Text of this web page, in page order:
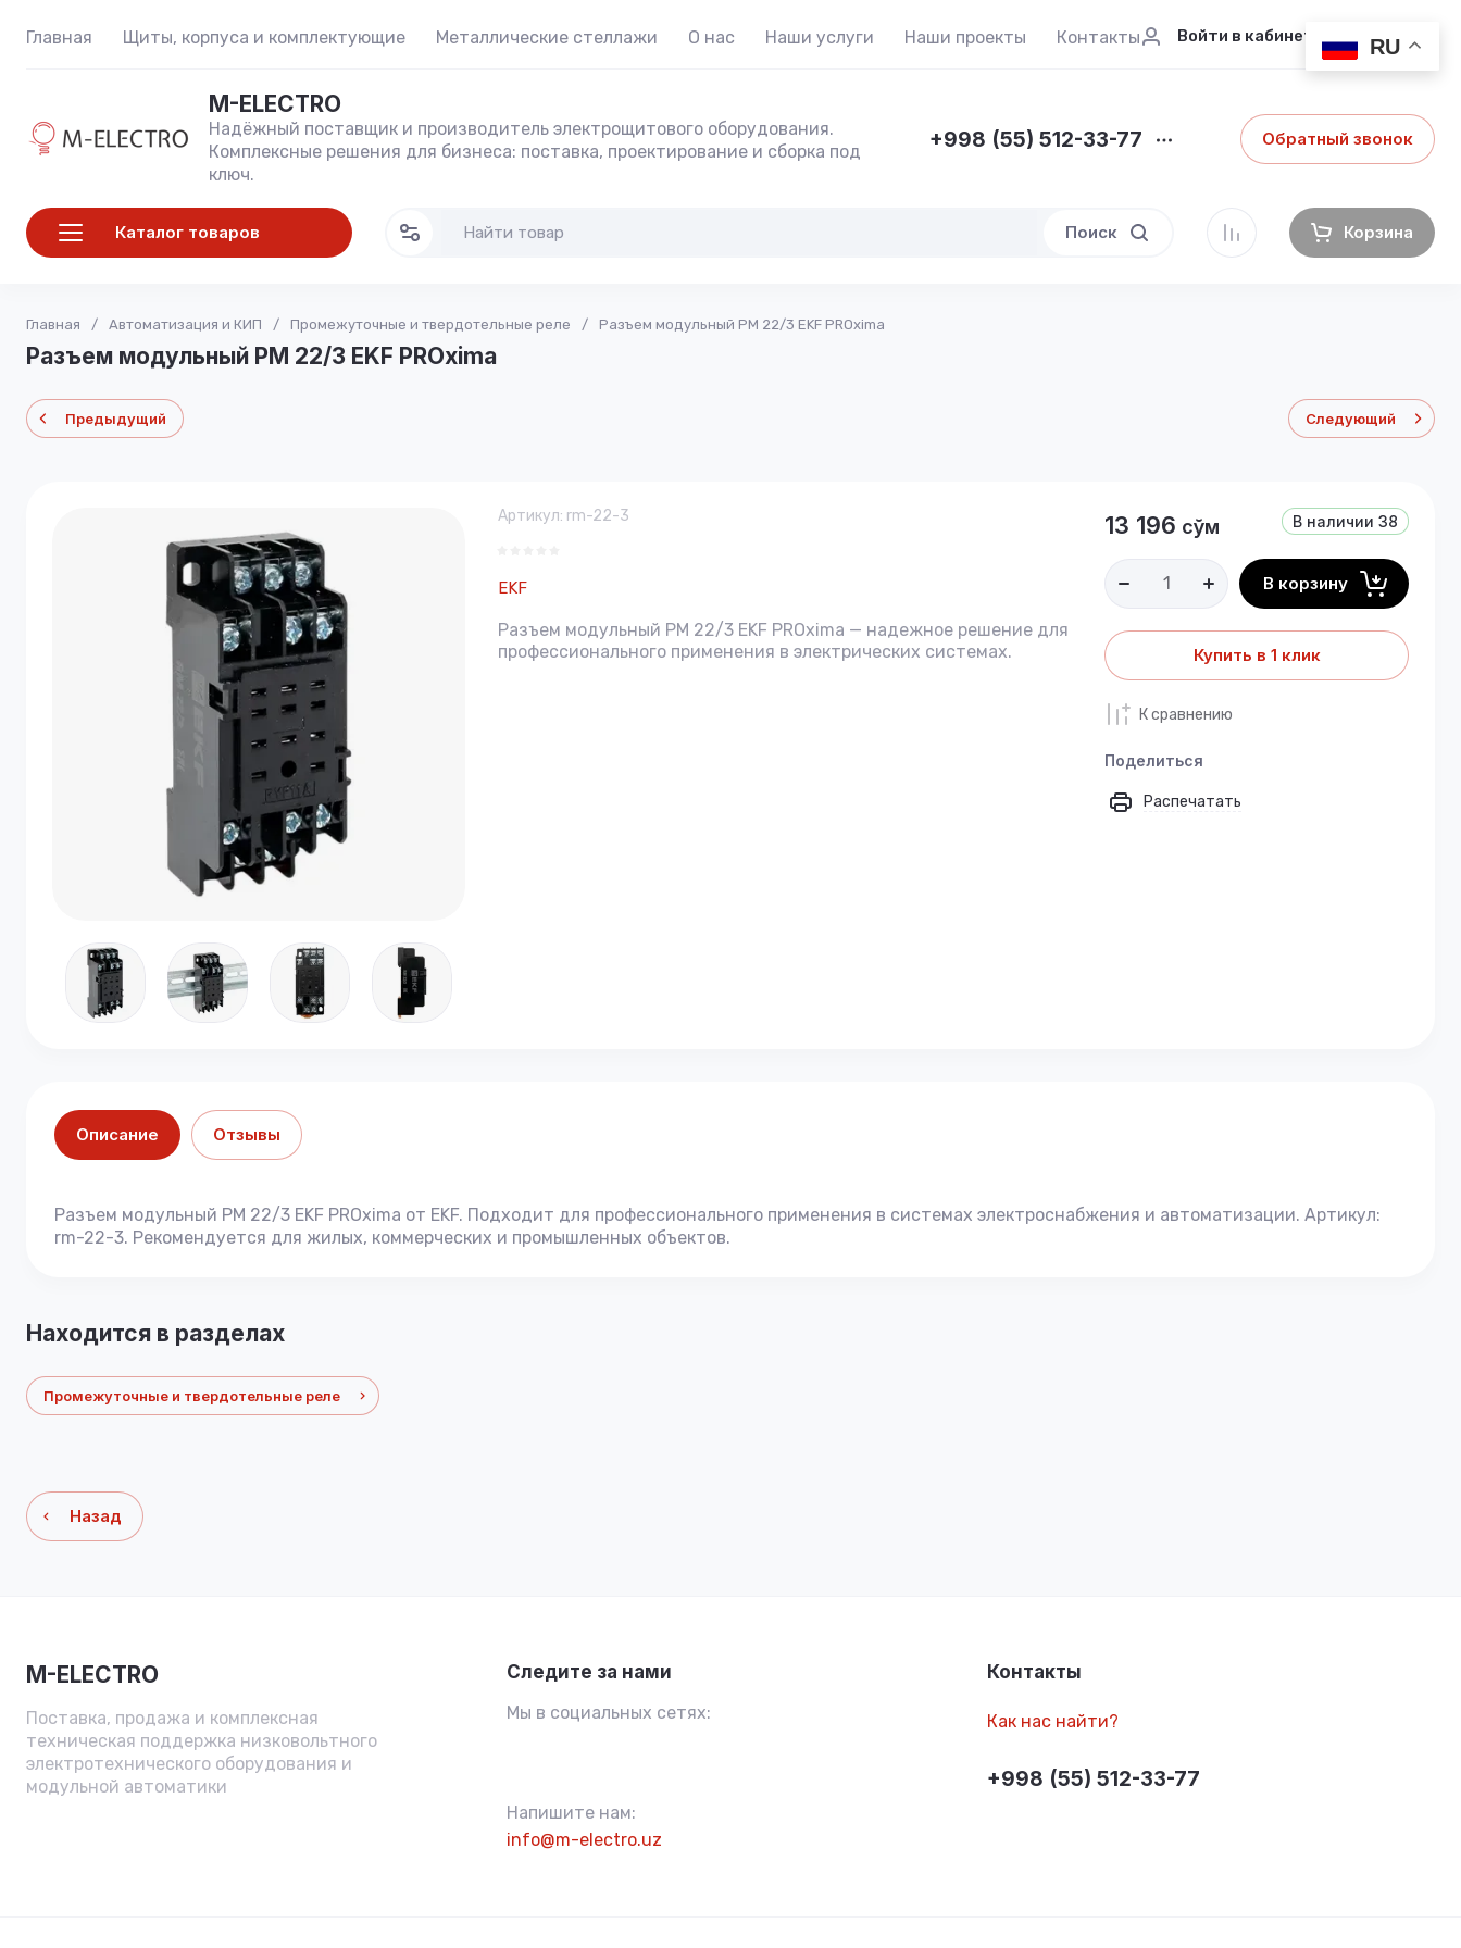
RU
Главная Щиты, корпуса и комплектующие Металлические стеллажи О нас Наши услуги Наши проекты Контакты Войти в кабинет
M-ELECTRO
Надёжный поставщик и производитель электрощитового оборудования.
Комплексные решения для бизнеса: поставка, проектирование и сборка под
ключ.
+998 (55) 512-33-77 Обратный звонок
Каталог товаров Поиск Корзина
Главная / Автоматизация и КИП / Промежуточные и твердотельные реле / Разъем модульный РМ 22/3 EKF PROxima
Разъем модульный РМ 22/3 EKF PROxima
Предыдущий Следующий
Артикул: rm-22-3
EKF
Разъем модульный РМ 22/3 EKF PROxima — надежное решение для
профессионального применения в электрических системах.
В наличии 38
13 196 сўм
В корзину
Купить в 1 клик
К сравнению
Поделиться
Распечатать
Описание Отзывы
Разъем модульный РМ 22/3 EKF PROxima от EKF. Подходит для профессионального применения в системах электроснабжения и автоматизации. Артикул:
rm-22-3. Рекомендуется для жилых, коммерческих и промышленных объектов.
Находится в разделах
Промежуточные и твердотельные реле
Назад
M-ELECTRO
Поставка, продажа и комплексная
техническая поддержка низковольтного
электротехнического оборудования и
модульной автоматики
Следите за нами
Мы в социальных сетях:
Напишите нам:
info@m-electro.uz
Контакты
Как нас найти?
+998 (55) 512-33-77